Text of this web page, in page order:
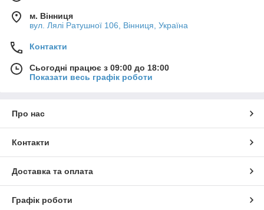
м. Вінниця
вул. Лялі Ратушної 106, Вінниця, Україна
Контакти
Сьогодні працює з 09:00 до 18:00
Показати весь графік роботи
Про нас
Контакти
Доставка та оплата
Графік роботи